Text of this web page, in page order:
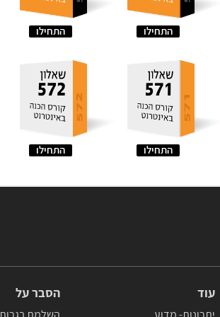
התחילו התחילו
התחילו התחילו
עוד הסבר על